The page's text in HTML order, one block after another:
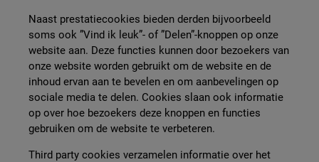
Naast prestatiecookies bieden derden bijvoorbeeld
soms ook ”Vind ik leuk”- of ”Delen”-knoppen op onze
website aan. Deze functies kunnen door bezoekers van
onze website worden gebruikt om de website en de
inhoud ervan aan te bevelen en om aanbevelingen op
sociale media te delen. Cookies slaan ook informatie
op over hoe bezoekers deze knoppen en functies
gebruiken om de website te verbeteren.
Third party cookies verzamelen informatie over het